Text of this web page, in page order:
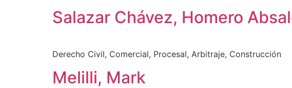
Salazar Chávez, Homero
Derecho Civil, Comercial, Procesal, Arbitraje, Construcción
Melilli, Mark